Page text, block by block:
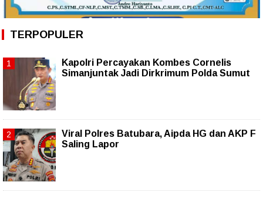
TERPOPULER
Kapolri Percayakan Kombes Cornelis
Simanjuntak Jadi Dirkrimum Polda Sumut
Viral Polres Batubara, Aipda HG dan AKP F
Saling Lapor